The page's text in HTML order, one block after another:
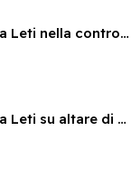
Stemma Leti nella controfacciata di San Pietro
Stemma Leti su altare di San Brunone